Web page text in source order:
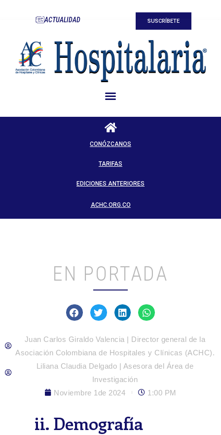
ACTUALIDAD SUSCRÍBETE
CONÓZCANOS
TARIFAS
EDICIONES ANTERIORES
ACHC.ORG.CO
EN PORTADA
Juan Carlos Giraldo Valencia | Director general de la
Asociación Colombiana de Hospitales y Clínicas (ACHC).
Liliana Claudia Delgado | Asesora del Área de
Investigación
Noviembre 1de 2024
1:00 PM
ii. Demografía